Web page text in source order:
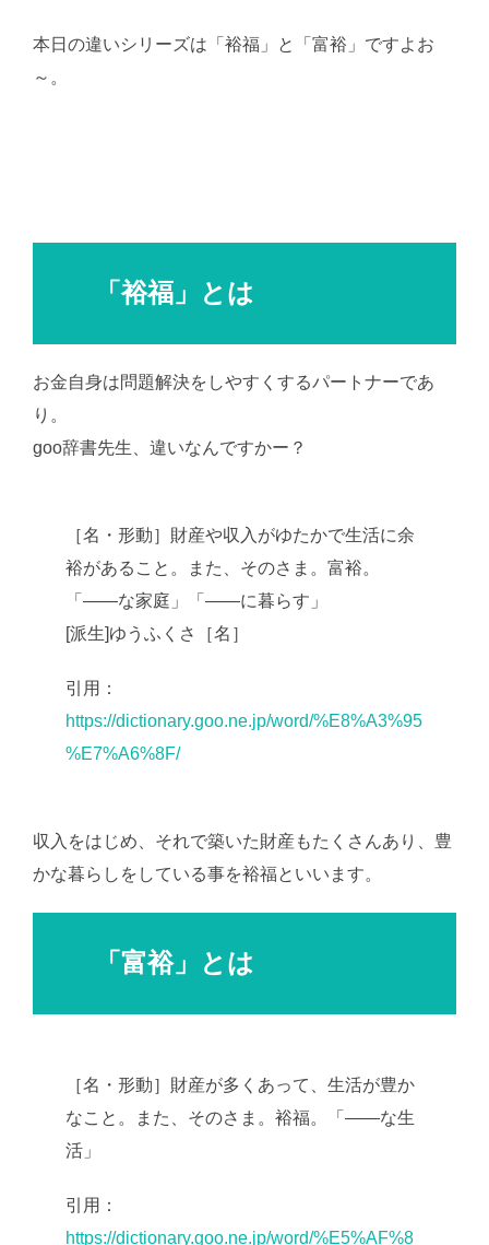
本日の違いシリーズは「裕福」と「富裕」ですよお
～。
「裕福」とは
お金自身は問題解決をしやすくするパートナーであ
り。
goo辞書先生、違いなんですかー？
［名・形動］財産や収入がゆたかで生活に余
裕があること。また、そのさま。富裕。
「――な家庭」「――に暮らす」
[派生]ゆうふくさ［名］
引用：
https://dictionary.goo.ne.jp/word/%E8%A3%95
%E7%A6%8F/
収入をはじめ、それで築いた財産もたくさんあり、豊
かな暮らしをしている事を裕福といいます。
「富裕」とは
［名・形動］財産が多くあって、生活が豊か
なこと。また、そのさま。裕福。「――な生
活」
引用：
https://dictionary.goo.ne.jp/word/%E5%AF%8